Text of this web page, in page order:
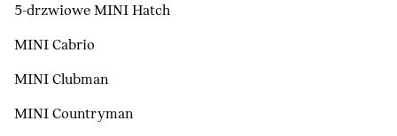
5-drzwiowe MINI Hatch
MINI Cabrio
MINI Clubman
MINI Countryman